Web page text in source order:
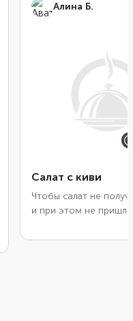
Алина Б.
Салат с киви
Чтобы салат не
и при этом не
качестве мясной